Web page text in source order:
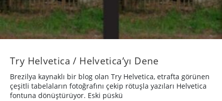
Try Helvetica / Helvetica’yı Dene
Brezilya kaynaklı bir blog olan Try Helvetica, etrafta görünen
çeşitli tabelaların fotoğrafını çekip rötuşla yazıları Helvetica
fontuna dönüştürüyor. Eski püskü